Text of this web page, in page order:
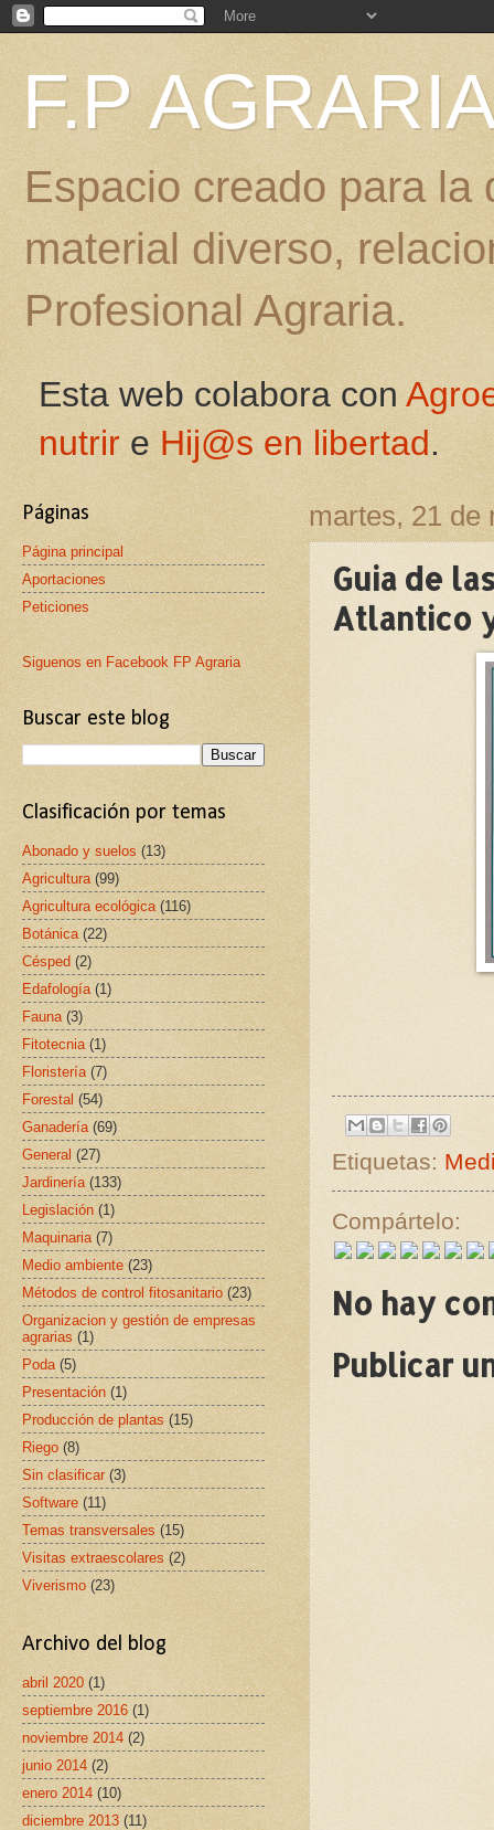
F.P
Espacio creado para
material diverso,
Profesional Agraria.
Esta web colabora con
nutrir e Hij@s en libertad.
martes, 21 de
Guia de
Atlantico
Etiquetas:
Compártelo:
No hay
Publicar
Páginas
Página principal
Aportaciones
Peticiones
Siguenos en Facebook FP Agraria
Buscar este blog
Clasificación por temas
Abonado y suelos (13)
Agricultura (99)
Agricultura ecológica (116)
Botánica (22)
Césped (2)
Edafología (1)
Fauna (3)
Fitotecnia (1)
Floristería (7)
Forestal (54)
Ganadería (69)
General (27)
Jardinería (133)
Legislación (1)
Maquinaria (7)
Medio ambiente (23)
Métodos de control fitosanitario (23)
Organizacion y gestión de empresas
agrarias (1)
Poda (5)
Presentación (1)
Producción de plantas (15)
Riego (8)
Sin clasificar (3)
Software (11)
Temas transversales (15)
Visitas extraescolares (2)
Viverismo (23)
Archivo del blog
abril 2020 (1)
septiembre 2016 (1)
noviembre 2014 (2)
junio 2014 (2)
enero 2014 (10)
diciembre 2013 (11)